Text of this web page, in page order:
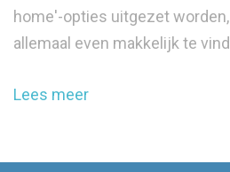
home'-opties uitgezet
allemaal even makkelijk te
Lees meer